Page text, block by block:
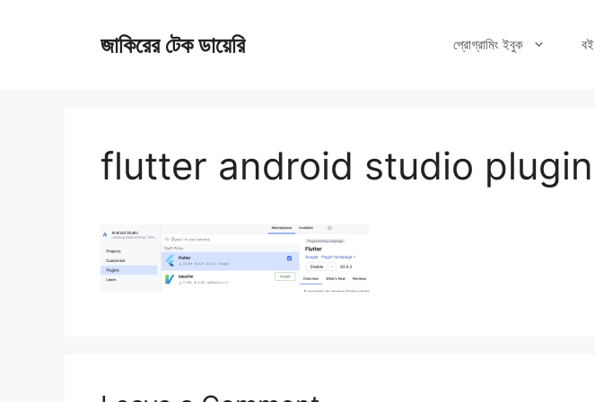
জাকিরের টেক ডায়েরি প্রোগ্রামিং ইবুক বই
flutter android studio plugin